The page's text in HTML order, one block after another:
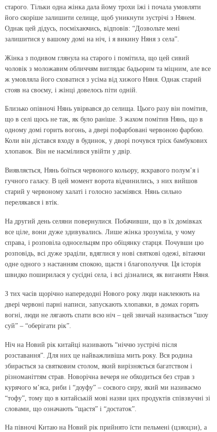
старого. Тільки одна жінка дала йому трохи їжі і почала умовляти
його скоріше залишити селище, щоб уникнути зустрічі з Нянем.
Однак цей дідусь, посміхаючись, відповів: “Дозвольте мені
залишитися у вашому домі на ніч, і я викину Няня з села”.
Жінка з подивом глянула на старого і помітила, що цей сивий
чоловік з моложавим обличчям виглядає бадьорим та міцним, але все
ж умовляла його сховатися з усіма від хижого Няня. Однак старий
стояв на своєму, і жінці довелось піти одній.
Близько опівночі Нянь увірвався до селища. Цього разу він помітив,
що в селі щось не так, як було раніше. З жахом помітив Нянь, що в
одному домі горить вогонь, а двері пофарбовані червоною фарбою.
Коли він дістався входу в будинок, у дворі почувся тріск бамбукових
хлопавок. Він не насмілився увійти у двір.
Виявляється, Нянь боїться червоного кольору, яскравого полум’я і
гучного галасу. В цей момент ворота відчинились, з них вийшов
старий у червоному халаті і голосно засміявся. Нянь сильно
перелякався і втік.
На другий день селяни повернулися. Побачивши, що в їх домівках
все ціле, вони дуже здивувались. Лише жінка зрозуміла, у чому
справа, і розповіла односельцям про обіцянку старця. Почувши цю
розповідь, всі дуже зраділи, вдяглися у нові святкові одежі, вітаючи
одне одного з настанням спокою, щастя і благополуччя. Ця історія
швидко поширилася у сусідні села, і всі дізналися, як виганяти Няня.
З тих часів щорічно напередодні Нового року люди наклеюють на
двері червоні парні написи, запускають хлопавки, в домах горять
вогні, люди не лягають спати всю ніч – цей звичай називається “шоу
суй” – “оберігати рік”.
Ніч на Новий рік китайці називають “ніччю зустрічі після
розставання”. Для них це найважливіша мить року. Вся родина
збирається за святковим столом, який вирізняється багатством і
різноманіттям страв. Новорічна вечеря не обходиться без страв з
курячого м’яса, риби і “доуфу” – соєвого сиру, який ми називаємо
“тофу”, тому що в китайській мові назви цих продуктів співзвучні зі
словами, що означають “щастя” і “достаток”.
На півночі Китаю на Новий рік прийнято їсти пельмені (цзяоцзи), а